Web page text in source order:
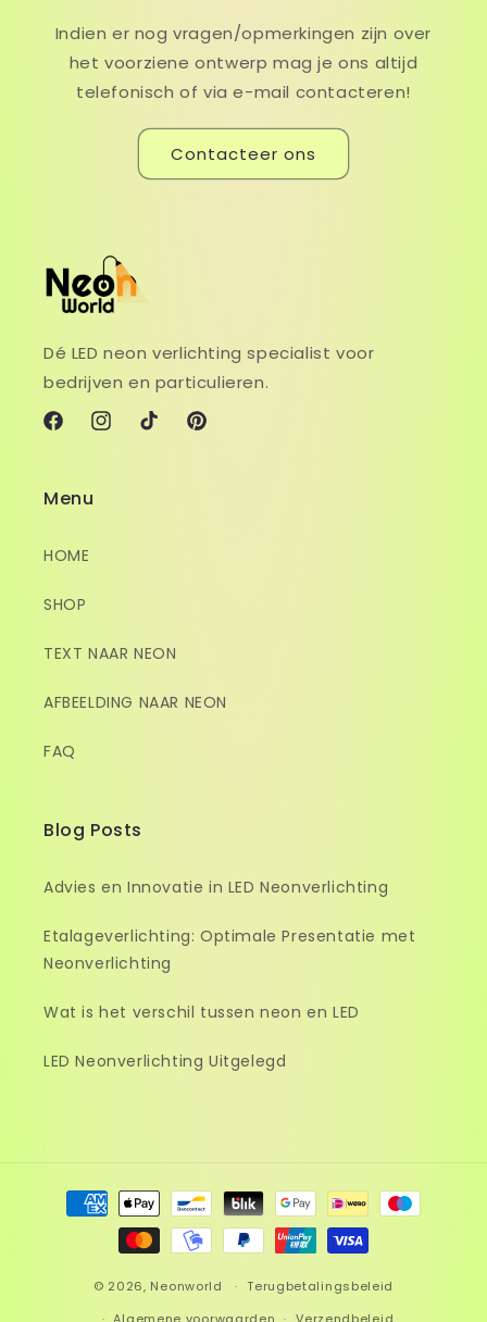
Indien er nog vragen/opmerkingen zijn over
het voorziene ontwerp mag je ons altijd
telefonisch of via e-mail contacteren!
Contacteer ons
Dé LED neon verlichting specialist voor
bedrijven en particulieren.
FacebookInstagramTikTokPinterest
Menu
HOME
SHOP
TEXT NAAR NEON
AFBEELDING NAAR NEON
FAQ
Blog Posts
Advies en Innovatie in LED Neonverlichting
Etalageverlichting: Optimale Presentatie met
Neonverlichting
Wat is het verschil tussen neon en LED
LED Neonverlichting Uitgelegd
Betaalmethoden
© 2026, Neonworld
Terugbetalingsbeleid